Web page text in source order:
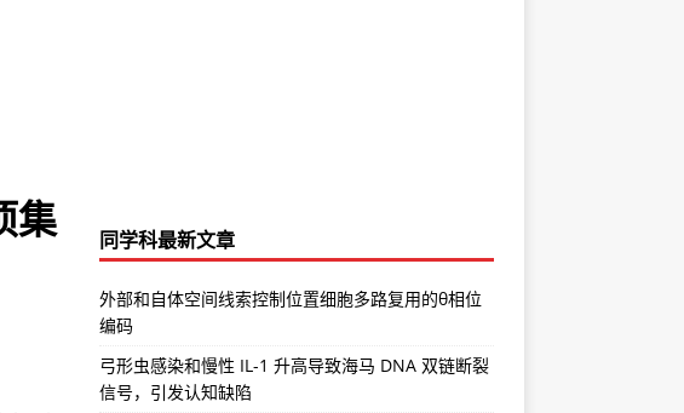
集
同学科最新文章
外部和自体空间线索控制位置细胞多路复用的θ相位
编码
弓形虫感染和慢性 IL-1 升高导致海马 DNA 双链断裂
信号，引发认知缺陷